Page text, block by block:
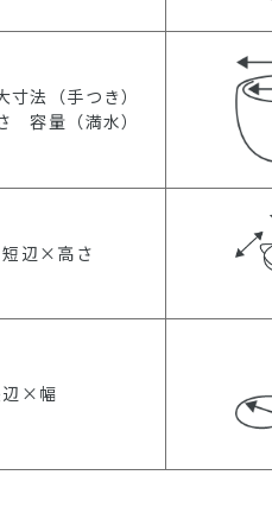
寸法（手つき）
容量（満水）
辺×高さ
辺×幅